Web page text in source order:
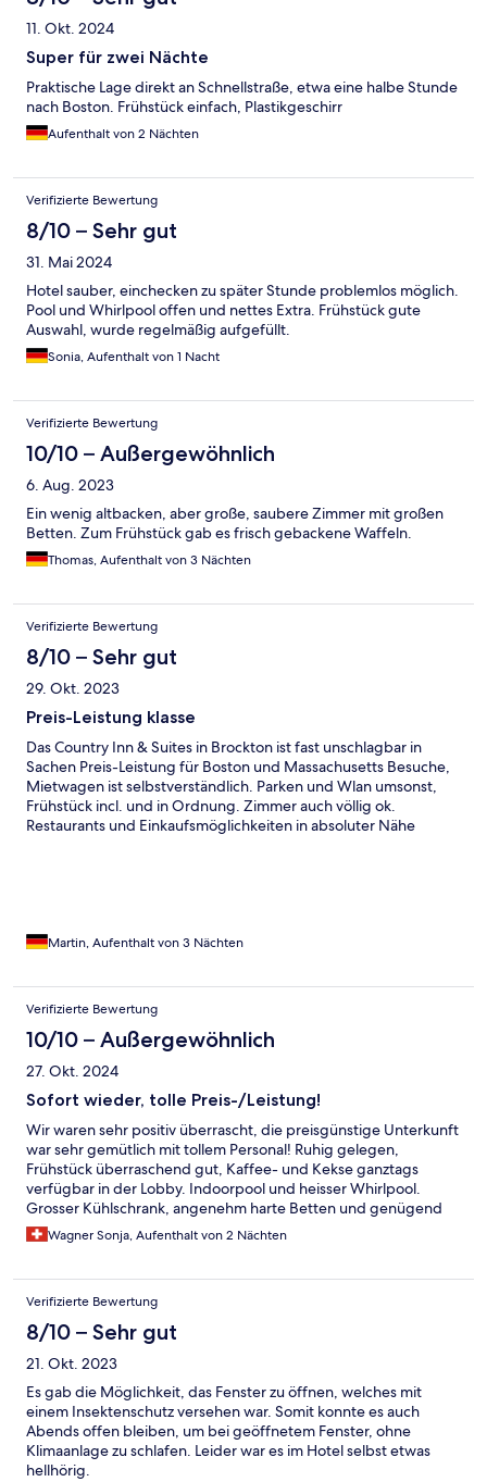
11. Okt. 2024
Super für zwei Nächte
Praktische Lage direkt an Schnellstraße, etwa eine halbe Stunde
nach Boston. Frühstück einfach, Plastikgeschirr
Aufenthalt von 2 Nächten
Verifizierte Bewertung
8/10 – Sehr gut
31. Mai 2024
Hotel sauber, einchecken zu später Stunde problemlos möglich.
Pool und Whirlpool offen und nettes Extra. Frühstück gute
Auswahl, wurde regelmäßig aufgefüllt.
Sonia, Aufenthalt von 1 Nacht
Verifizierte Bewertung
10/10 – Außergewöhnlich
6. Aug. 2023
Ein wenig altbacken, aber große, saubere Zimmer mit großen
Betten. Zum Frühstück gab es frisch gebackene Waffeln.
Thomas, Aufenthalt von 3 Nächten
Verifizierte Bewertung
8/10 – Sehr gut
29. Okt. 2023
Preis-Leistung klasse
Das Country Inn & Suites in Brockton ist fast unschlagbar in
Sachen Preis-Leistung für Boston und Massachusetts Besuche,
Mietwagen ist selbstverständlich. Parken und Wlan umsonst,
Frühstück incl. und in Ordnung. Zimmer auch völlig ok.
Restaurants und Einkaufsmöglichkeiten in absoluter Nähe
Martin, Aufenthalt von 3 Nächten
Verifizierte Bewertung
10/10 – Außergewöhnlich
27. Okt. 2024
Sofort wieder, tolle Preis-/Leistung!
Wir waren sehr positiv überrascht, die preisgünstige Unterkunft
war sehr gemütlich mit tollem Personal! Ruhig gelegen,
Frühstück überraschend gut, Kaffee- und Kekse ganztags
verfügbar in der Lobby. Indoorpool und heisser Whirlpool.
Grosser Kühlschrank, angenehm harte Betten und genügend
Ablageflächen. 15 Autominuten von der Bostoner U-Bahn
"Braintree" entfernt. Günstige Verkehrsanbindung nach Boston.
Wagner Sonja, Aufenthalt von 2 Nächten
Verifizierte Bewertung
8/10 – Sehr gut
21. Okt. 2023
Es gab die Möglichkeit, das Fenster zu öffnen, welches mit
einem Insektenschutz versehen war. Somit konnte es auch
Abends offen bleiben, um bei geöffnetem Fenster, ohne
Klimaanlage zu schlafen. Leider war es im Hotel selbst etwas
hellhörig.